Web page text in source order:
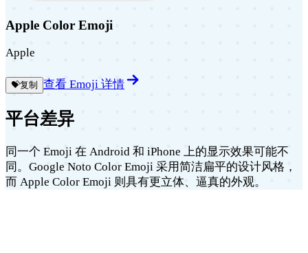
Apple Color Emoji
Apple
💝复制 查看 Emoji 详情
平台差异
同一个 Emoji 在 Android 和 iPhone 上的显示效果可能不
同。Google Noto Color Emoji 采用简洁扁平的设计风格，
而 Apple Color Emoji 则具有更立体、逼真的外观。